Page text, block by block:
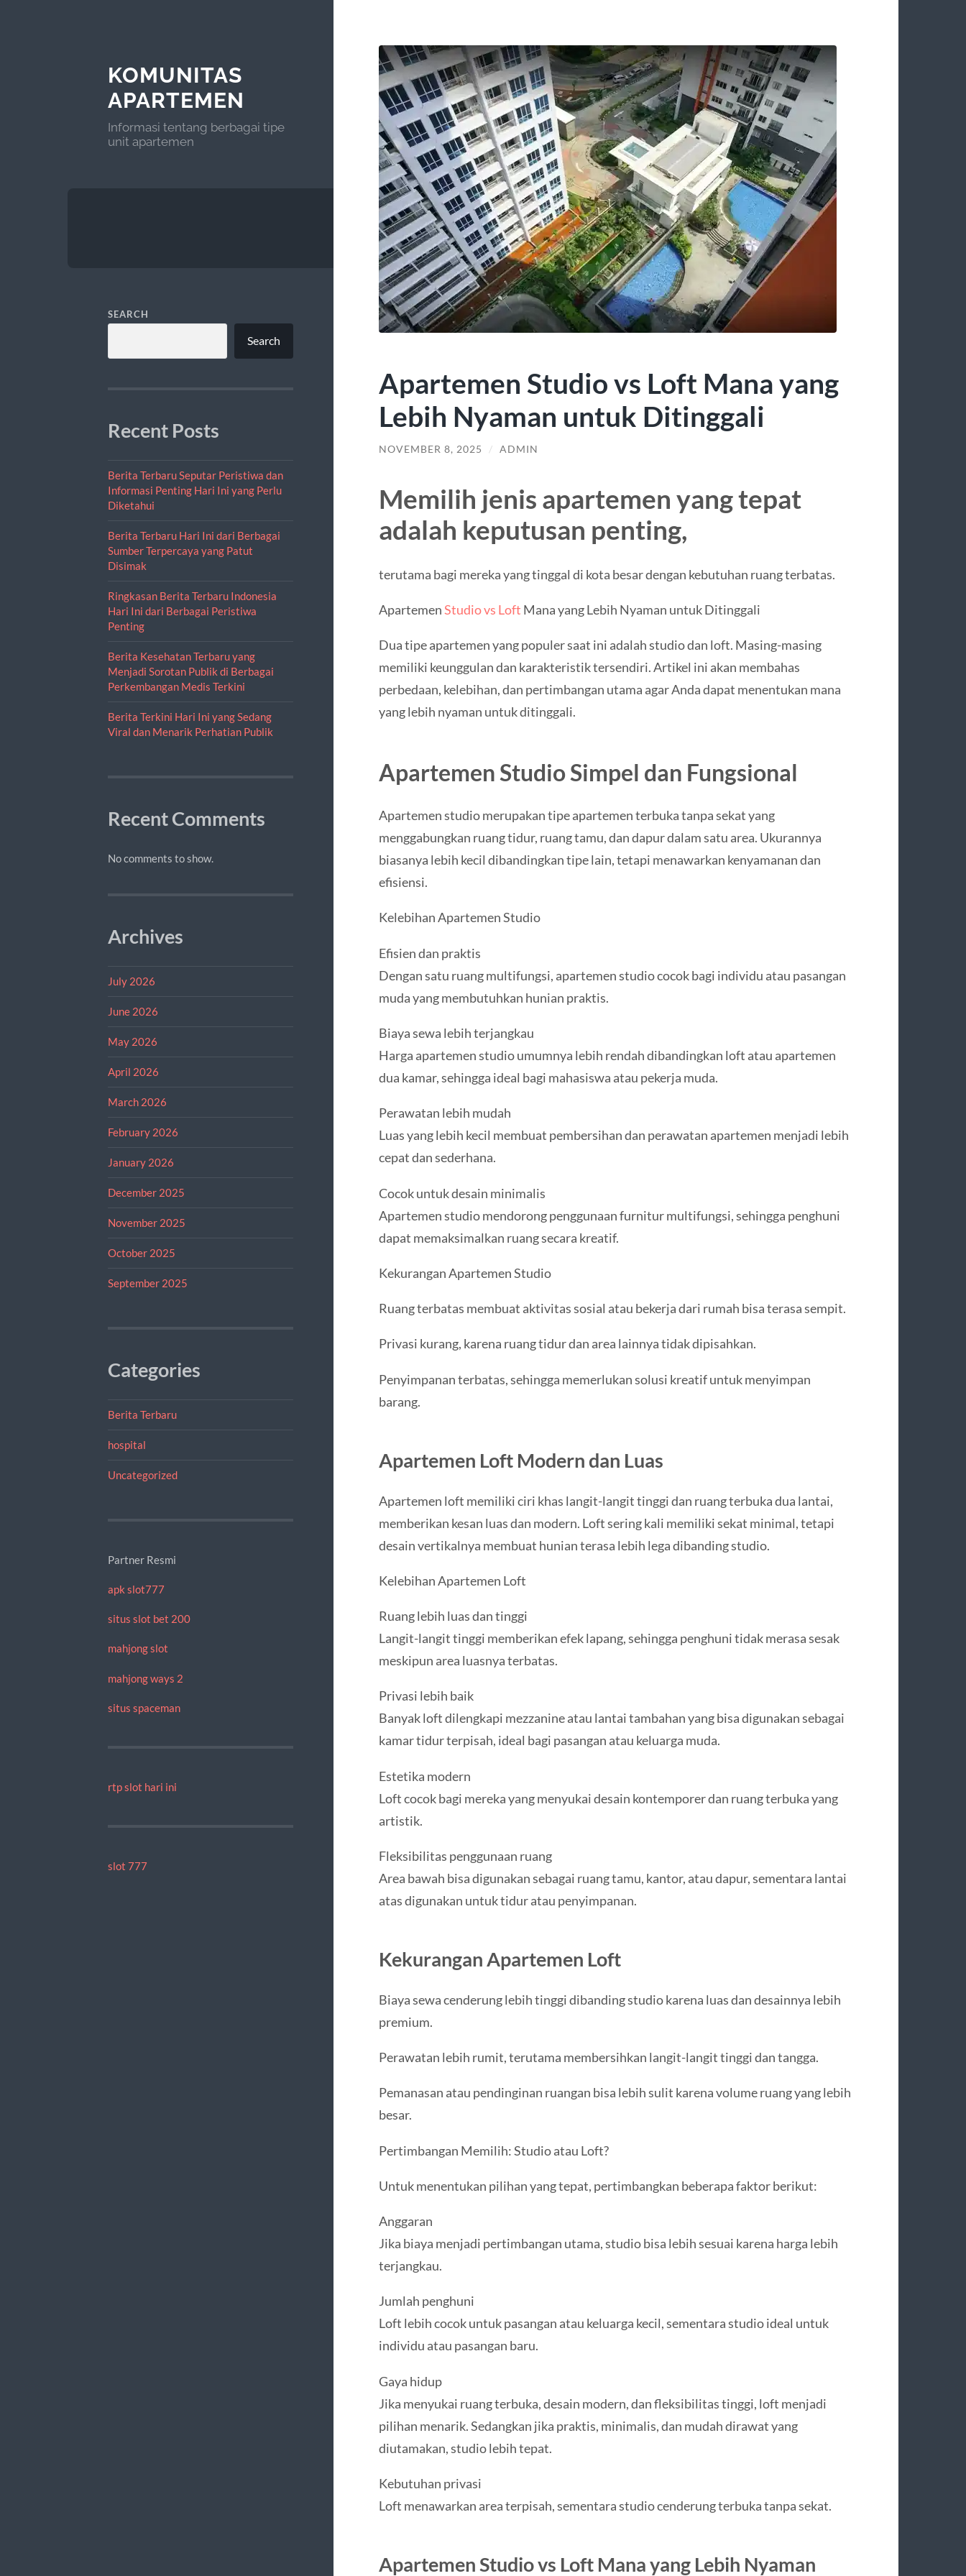
KOMUNITAS
APARTEMEN
Informasi tentang berbagai tipe
unit apartemen
SEARCH
Search
Recent Posts
Berita Terbaru Seputar Peristiwa dan
Informasi Penting Hari Ini yang Perlu
Diketahui
Berita Terbaru Hari Ini dari Berbagai
Sumber Terpercaya yang Patut
Disimak
Ringkasan Berita Terbaru Indonesia
Hari Ini dari Berbagai Peristiwa
Penting
Berita Kesehatan Terbaru yang
Menjadi Sorotan Publik di Berbagai
Perkembangan Medis Terkini
Berita Terkini Hari Ini yang Sedang
Viral dan Menarik Perhatian Publik
Recent Comments
No comments to show.
Archives
July 2026
June 2026
May 2026
April 2026
March 2026
February 2026
January 2026
December 2025
November 2025
October 2025
September 2025
Categories
Berita Terbaru
hospital
Uncategorized
Partner Resmi
apk slot777
situs slot bet 200
mahjong slot
mahjong ways 2
situs spaceman
rtp slot hari ini
slot 777
Apartemen Studio vs Loft Mana yang
Lebih Nyaman untuk Ditinggali
NOVEMBER 8, 2025 / ADMIN
Memilih jenis apartemen yang tepat
adalah keputusan penting,
terutama bagi mereka yang tinggal di kota besar dengan kebutuhan ruang terbatas.
ApartemenStudio vs Loft Mana yang Lebih Nyaman untuk Ditinggali
Dua tipe apartemen yang populer saat ini adalah studio dan loft. Masing-masing
memiliki keunggulan dan karakteristik tersendiri. Artikel ini akan membahas
perbedaan, kelebihan, dan pertimbangan utama agar Anda dapat menentukan mana
yang lebih nyaman untuk ditinggali.
Apartemen Studio Simpel dan Fungsional
Apartemen studio merupakan tipe apartemen terbuka tanpa sekat yang
menggabungkan ruang tidur, ruang tamu, dan dapur dalam satu area. Ukurannya
biasanya lebih kecil dibandingkan tipe lain, tetapi menawarkan kenyamanan dan
efisiensi.
Kelebihan Apartemen Studio
Efisien dan praktis
Dengan satu ruang multifungsi, apartemen studio cocok bagi individu atau pasangan
muda yang membutuhkan hunian praktis.
Biaya sewa lebih terjangkau
Harga apartemen studio umumnya lebih rendah dibandingkan loft atau apartemen
dua kamar, sehingga ideal bagi mahasiswa atau pekerja muda.
Perawatan lebih mudah
Luas yang lebih kecil membuat pembersihan dan perawatan apartemen menjadi lebih
cepat dan sederhana.
Cocok untuk desain minimalis
Apartemen studio mendorong penggunaan furnitur multifungsi, sehingga penghuni
dapat memaksimalkan ruang secara kreatif.
Kekurangan Apartemen Studio
Ruang terbatas membuat aktivitas sosial atau bekerja dari rumah bisa terasa sempit.
Privasi kurang, karena ruang tidur dan area lainnya tidak dipisahkan.
Penyimpanan terbatas, sehingga memerlukan solusi kreatif untuk menyimpan
barang.
Apartemen Loft Modern dan Luas
Apartemen loft memiliki ciri khas langit-langit tinggi dan ruang terbuka dua lantai,
memberikan kesan luas dan modern. Loft sering kali memiliki sekat minimal, tetapi
desain vertikalnya membuat hunian terasa lebih lega dibanding studio.
Kelebihan Apartemen Loft
Ruang lebih luas dan tinggi
Langit-langit tinggi memberikan efek lapang, sehingga penghuni tidak merasa sesak
meskipun area luasnya terbatas.
Privasi lebih baik
Banyak loft dilengkapi mezzanine atau lantai tambahan yang bisa digunakan sebagai
kamar tidur terpisah, ideal bagi pasangan atau keluarga muda.
Estetika modern
Loft cocok bagi mereka yang menyukai desain kontemporer dan ruang terbuka yang
artistik.
Fleksibilitas penggunaan ruang
Area bawah bisa digunakan sebagai ruang tamu, kantor, atau dapur, sementara lantai
atas digunakan untuk tidur atau penyimpanan.
Kekurangan Apartemen Loft
Biaya sewa cenderung lebih tinggi dibanding studio karena luas dan desainnya lebih
premium.
Perawatan lebih rumit, terutama membersihkan langit-langit tinggi dan tangga.
Pemanasan atau pendinginan ruangan bisa lebih sulit karena volume ruang yang lebih
besar.
Pertimbangan Memilih: Studio atau Loft?
Untuk menentukan pilihan yang tepat, pertimbangkan beberapa faktor berikut:
Anggaran
Jika biaya menjadi pertimbangan utama, studio bisa lebih sesuai karena harga lebih
terjangkau.
Jumlah penghuni
Loft lebih cocok untuk pasangan atau keluarga kecil, sementara studio ideal untuk
individu atau pasangan baru.
Gaya hidup
Jika menyukai ruang terbuka, desain modern, dan fleksibilitas tinggi, loft menjadi
pilihan menarik. Sedangkan jika praktis, minimalis, dan mudah dirawat yang
diutamakan, studio lebih tepat.
Kebutuhan privasi
Loft menawarkan area terpisah, sementara studio cenderung terbuka tanpa sekat.
Apartemen Studio vs Loft Mana yang Lebih Nyaman